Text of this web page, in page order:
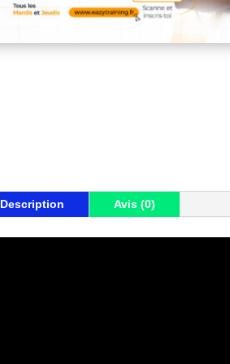
Description Avis (0)